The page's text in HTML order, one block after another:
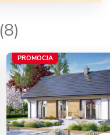
(8)
PROMOCJA